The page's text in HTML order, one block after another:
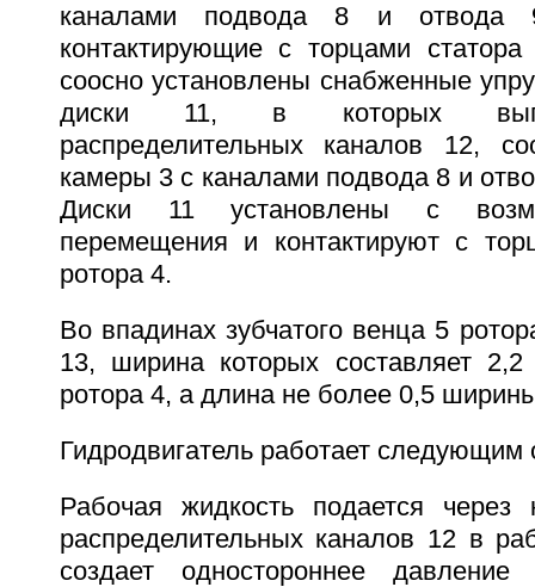
каналами подвода 8 и отвода
контактирующие с торцами
соосно установлены снабженные
диски 11, в которых
распределительных каналов 12,
камеры 3 с каналами подвода 8 и
Диски 11 установлены с
перемещения и контактируют с
ротора 4.
Во впадинах зубчатого венца 5
13, ширина которых составляет
ротора 4, а длина не более 0,5
Гидродвигатель работает следующим
Рабочая жидкость подается
распределительных каналов 12 в
создает одностороннее